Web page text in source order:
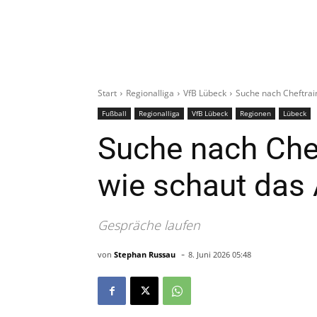
Start Regionalliga VfB Lübeck Suche nach
Fußball Regionalliga VfB Lübeck Regionen Lübeck
Suche nach
wie schaut das
Gespräche laufen
von Stephan Russau - 8. Juni 2026 05:48